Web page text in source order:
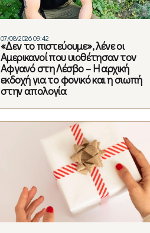
07/08/2026 09:42
«Δεν το πιστεύουμε», λένε οι
Αμερικανοί που υιοθέτησαν τον
Αφγανό στη Λέσβο – Η αρχική
εκδοχή για το φονικό και η σιωπή
στην απολογία